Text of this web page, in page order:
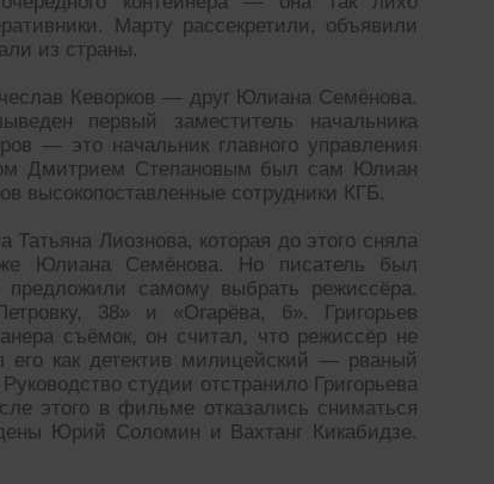
Марту рассекретили, объявили
из страны.
Кеворков — друг Юлиана Семёнова.
первый заместитель начальника
— это начальник главного управления
Дмитрием Степановым был сам Юлиан
высокопоставленные сотрудники КГБ.
Лиознова, которая до этого сняла
Юлиана Семёнова. Но писатель был
предложили самому выбрать режиссёра.
38» и «Огарёва, 6». Григорьев
съёмок, он считал, что режиссёр не
его как детектив милицейский — рваный
студии отстранило Григорьева
этого в фильме отказались сниматься
Юрий Соломин и Вахтанг Кикабидзе.